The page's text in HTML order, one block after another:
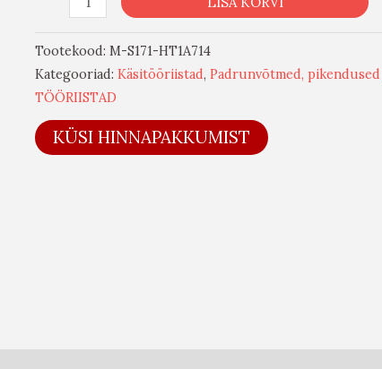
Tootekood: M-S171-HT1A714
Kategooriad: Käsitööriistad, Padrunvõtmed,
TÖÖRIISTAD
KÜSI HINNAPAKKUMIST